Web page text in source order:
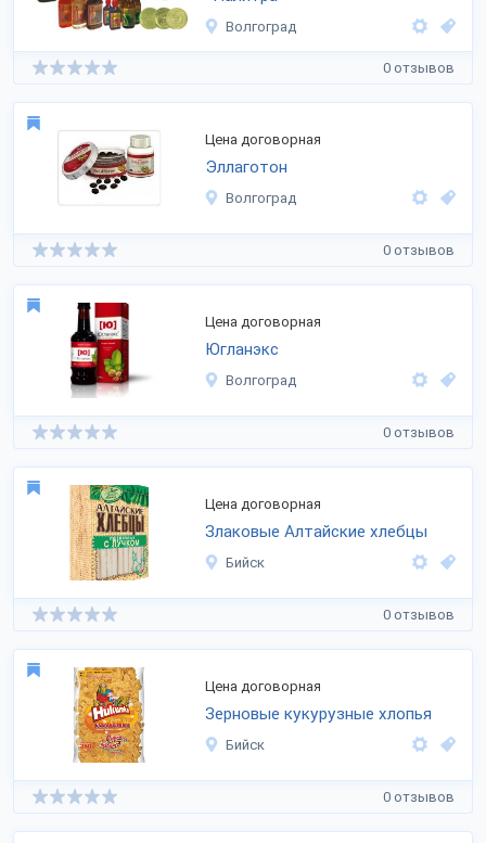
Волгоград
0 отзывов
Цена договорная
Эллаготон
Волгоград
0 отзывов
Цена договорная
Югланэкс
Волгоград
0 отзывов
Цена договорная
Злаковые Алтайские хлебцы
Бийск
0 отзывов
Цена договорная
Зерновые кукурузные хлопья
Бийск
0 отзывов